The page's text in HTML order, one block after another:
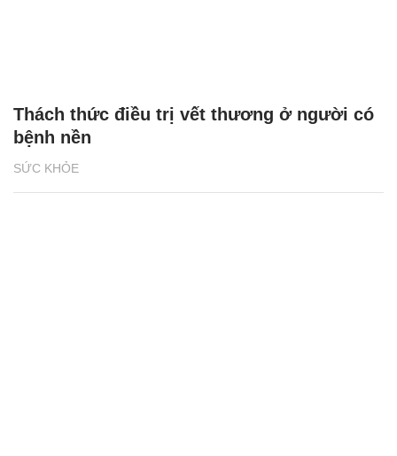
SỨC KHỎE
Thách thức điều trị vết thương ở người có
bệnh nền